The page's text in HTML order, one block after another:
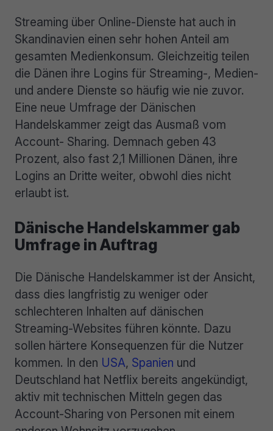
Streaming über Online-Dienste hat auch in
Skandinavien einen sehr hohen Anteil am
gesamten Medienkonsum. Gleichzeitig teilen
die Dänen ihre Logins für Streaming-, Medien-
und andere Dienste so häufig wie nie zuvor.
Eine neue Umfrage der Dänischen
Handelskammer zeigt das Ausmaß vom
Account- Sharing. Demnach geben 43
Prozent, also fast 2,1 Millionen Dänen, ihre
Logins an Dritte weiter, obwohl dies nicht
erlaubt ist.
Dänische Handelskammer gab
Umfrage in Auftrag
Die Dänische Handelskammer ist der Ansicht,
dass dies langfristig zu weniger oder
schlechteren Inhalten auf dänischen
Streaming-Websites führen könnte. Dazu
sollen härtere Konsequenzen für die Nutzer
kommen. In den USA, Spanien und
Deutschland hat Netflix bereits angekündigt,
aktiv mit technischen Mitteln gegen das
Account-Sharing von Personen mit einem